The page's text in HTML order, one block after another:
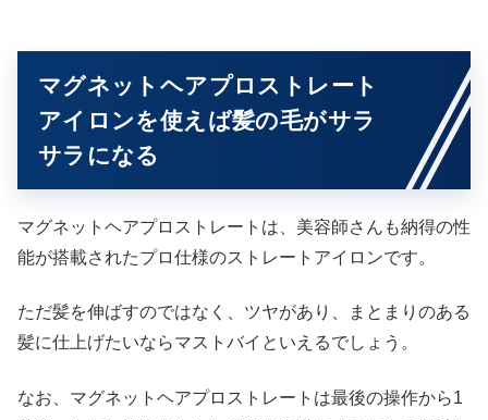
マグネットヘアプロストレート
アイロンを使えば髪の毛がサラ
サラになる
マグネットヘアプロストレートは、美容師さんも納得の性
能が搭載されたプロ仕様のストレートアイロンです。
ただ髪を伸ばすのではなく、ツヤがあり、まとまりのある
髪に仕上げたいならマストバイといえるでしょう。
なお、マグネットヘアプロストレートは最後の操作から1